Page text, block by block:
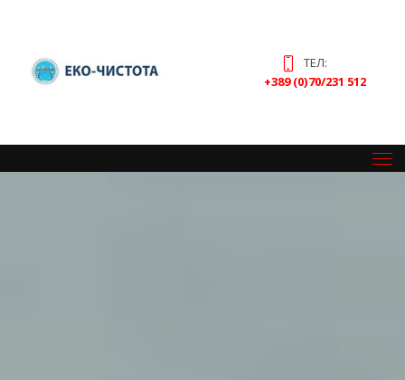
ТЕЛ:
+389 (0)70/231 512